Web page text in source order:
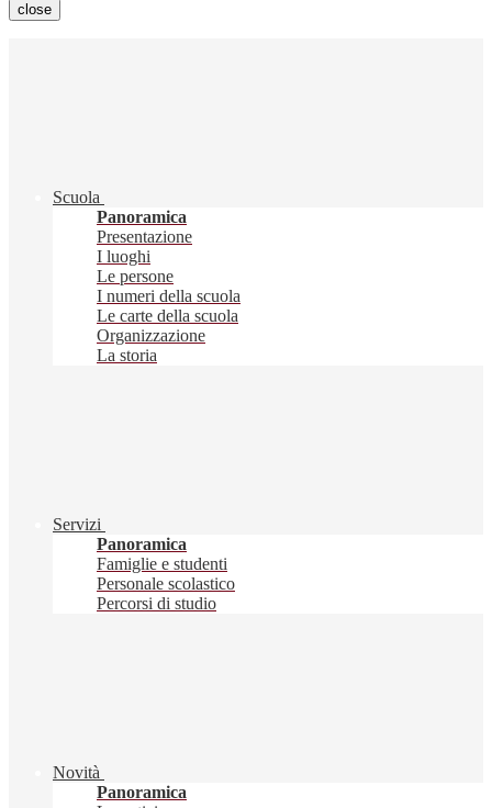
close
Scuola
Panoramica
Presentazione
I luoghi
Le persone
I numeri della scuola
Le carte della scuola
Organizzazione
La storia
Servizi
Panoramica
Famiglie e studenti
Personale scolastico
Percorsi di studio
Novità
Panoramica